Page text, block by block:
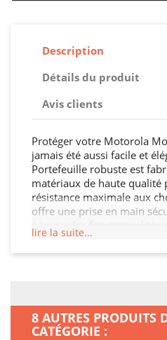
Description
Détails du produit
Avis clients
Protéger votre Motorola
jamais été aussi facile et
Portefeuille robuste est
matériaux de haute qualité
résistance maximale aux
offre une prise en main
à toutes les fonctionnalités
design fin et léger
Moto G67 / G77 / G87,
lire la suite...
8 AUTRES PRODUITS
CATÉGORIE :